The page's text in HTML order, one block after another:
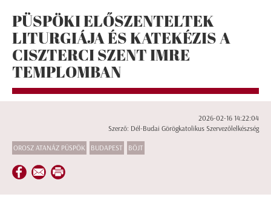
PÜSPÖKI ELŐSZENTELTEK
LITURGIÁJA ÉS KATEKÉZIS A
CISZTERCI SZENT IMRE
TEMPLOMBAN
2026-02-16 14:22:04
Szerző: Dél-Budai Görögkatolikus Szervezőlelkészség
OROSZ ATANÁZ PÜSPÖK BUDAPEST BÖJT